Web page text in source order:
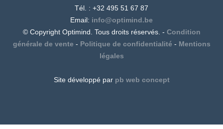
Tél. : +32 495 51 67 87
Email: info@optimind.be
© Copyright Optimind. Tous droits réservés. - Condition
générale de vente - Politique de confidentialité - Mentions
légales
Site développé par pb web concept